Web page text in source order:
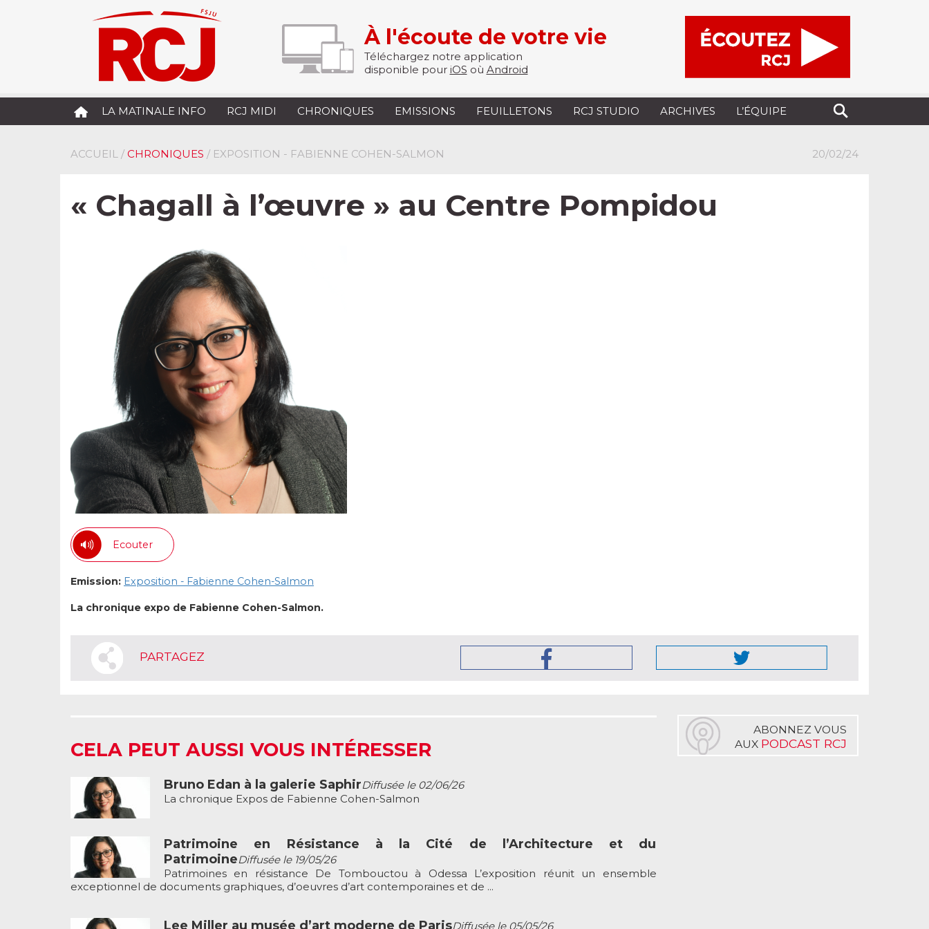
À l'écoute de votre vie
Téléchargez notre application
disponible pour iOS où Android
LA MATINALE INFO RCJ MIDI CHRONIQUES EMISSIONS FEUILLETONS RCJ STUDIO ARCHIVES L’ÉQUIPE
ACCUEIL / CHRONIQUES / EXPOSITION - FABIENNE COHEN-SALMON 20/02/24
« Chagall à l’œuvre » au Centre Pompidou
Ecouter
Emission: Exposition - Fabienne Cohen-Salmon
La chronique expo de Fabienne Cohen-Salmon.
PARTAGEZ
CELA PEUT AUSSI VOUS INTÉRESSER
Bruno Edan à la galerie SaphirDiffusée le 02/06/26
La chronique Expos de Fabienne Cohen-Salmon
Patrimoine en Résistance à la Cité de l’Architecture et du
PatrimoineDiffusée le 19/05/26
Patrimoines en résistance De Tombouctou à Odessa L’exposition réunit un ensemble
exceptionnel de documents graphiques, d’oeuvres d’art contemporaines et de ...
Lee Miller au musée d’art moderne de ParisDiffusée le 05/05/26
ABONNEZ VOUS
AUX PODCAST RCJ